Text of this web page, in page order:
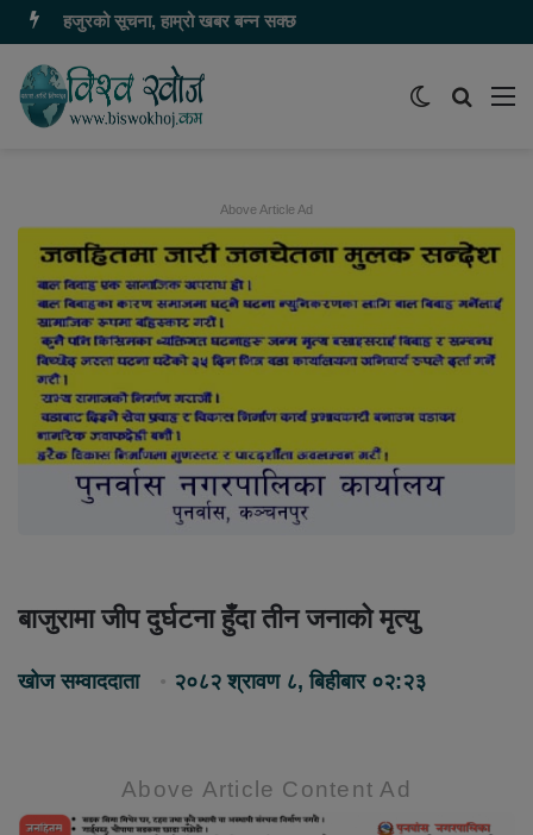
हजुरको सूचना, हाम्रो खबर बन्न सक्छ
समाचार
Switch
Above Article Ad
बाजुरामा जीप दुर्घटना हुँदा तीन जनाको मृत्यु
खोज सम्वाददाता २०८२ श्रावण ८, बिहीबार ०२:२३
Above Article Content Ad